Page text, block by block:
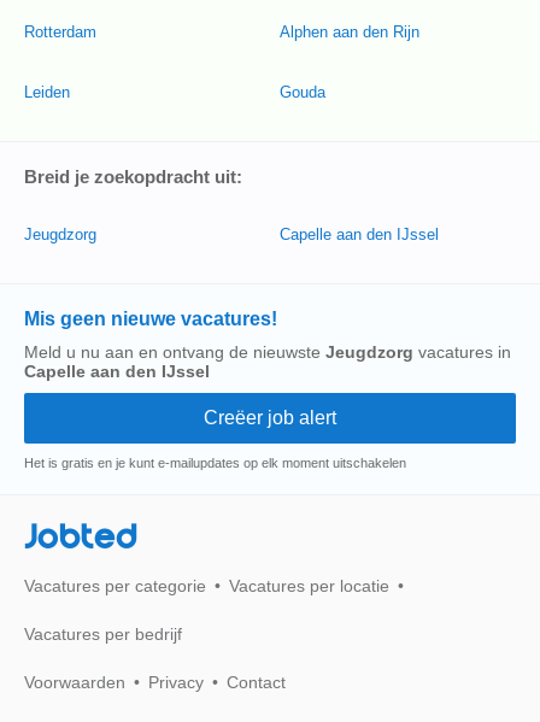
Rotterdam
Leiden
Alphen aan den Rijn
Gouda
Breid je zoekopdracht uit:
Jeugdzorg Capelle aan den IJssel
Mis geen nieuwe vacatures!
Meld u nu aan en ontvang de nieuwste Jeugdzorg vacatures in
Capelle aan den IJssel
Het is gratis en je kunt e-mailupdates op elk moment uitschakelen
Jobted
Vacatures per categorie Vacatures per locatie
Vacatures per bedrijf
Voorwaarden Privacy Contact